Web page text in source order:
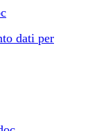
dati per